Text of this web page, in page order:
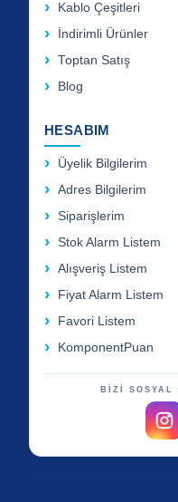
Kablo Çeşitleri
İndirimli Ürünler
Toptan Satış
Blog
HESABIM
Üyelik Bilgilerim
Adres Bilgilerim
Siparişlerim
Stok Alarm Listem
Alışveriş Listem
Fiyat Alarm Listem
Favori Listem
KomponentPuan
BİZİ SOSYAL